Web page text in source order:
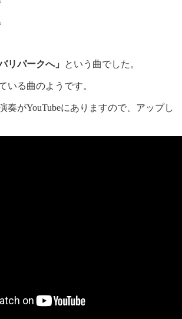
リパークへ」 という曲でした。
いる曲のようです。
奏がYouTubeにありますので、アップし